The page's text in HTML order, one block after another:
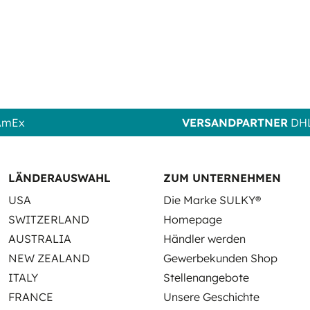
VERSANDPARTNER
LÄNDERAUSWAHL
USA
SWITZERLAND
AUSTRALIA
NEW ZEALAND
ITALY
FRANCE
ZUM UNTERNEHMEN
Die Marke SULKY®
Homepage
Händler werden
Gewerbekunden Shop
Stellenangebote
Unsere Geschichte